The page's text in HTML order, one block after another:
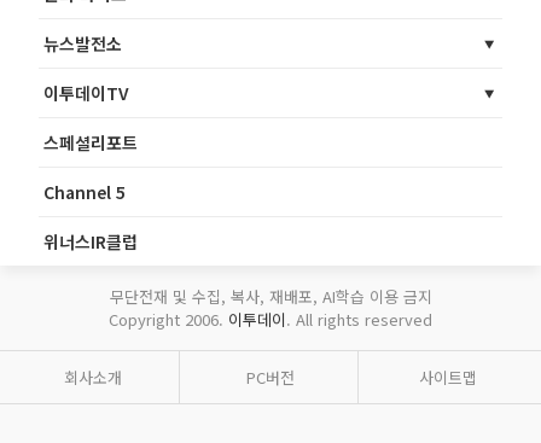
뉴스발전소
이투데이TV
스페셜리포트
Channel 5
위너스IR클럽
무단전재 및 수집, 복사, 재배포, AI학습 이용 금지
Copyright 2006. 이투데이. All rights reserved
회사소개 PC버전 사이트맵